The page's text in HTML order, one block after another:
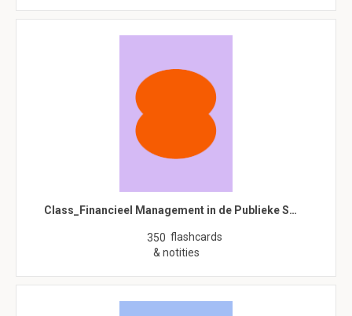
Class_Financieel Management in de Publieke S…
350 flashcards
& notities